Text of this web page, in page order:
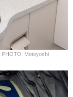
PHOTO: Motoyoshi